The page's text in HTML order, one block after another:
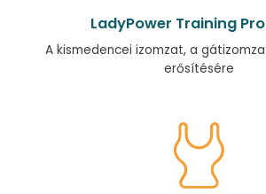
LadyPower Training
A kismedencei izomzat, a
erősítésére